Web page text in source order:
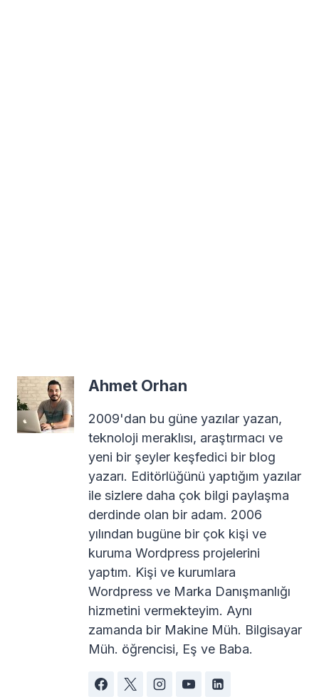
Ahmet Orhan
2009'dan bu güne yazılar yazan,
teknoloji meraklısı, araştırmacı ve
yeni bir şeyler keşfedici bir blog
yazarı. Editörlüğünü yaptığım yazılar
ile sizlere daha çok bilgi paylaşma
derdinde olan bir adam. 2006
yılından bugüne bir çok kişi ve
kuruma Wordpress projelerini
yaptım. Kişi ve kurumlara
Wordpress ve Marka Danışmanlığı
hizmetini vermekteyim. Aynı
zamanda bir Makine Müh. Bilgisayar
Müh. öğrencisi, Eş ve Baba.